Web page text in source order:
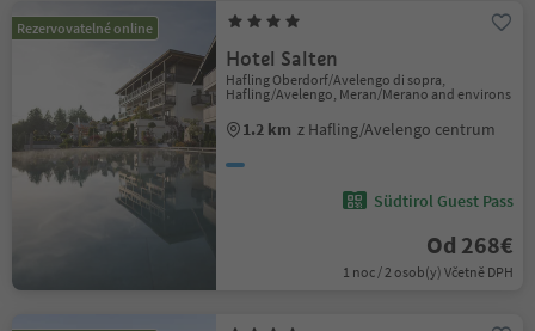
Rezervovatelné online
Hotel Salten
Hafling Oberdorf/Avelengo di sopra,
Hafling/Avelengo, Meran/Merano and environs
1.2 km z Hafling/Avelengo centrum
Südtirol Guest Pass
Od 268€
1 noc / 2 osob(y) Včetně DPH